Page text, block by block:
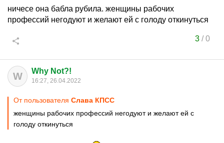
ничесе она бабла рубила. женщины рабочих
профессий негодуют и желают ей с голоду откинуться
3/0
W Why Not?!
16:27, 26.04.2022
От пользователя Слава КПСС
женщины рабочих профессий негодуют и желают ей с
голоду откинуться